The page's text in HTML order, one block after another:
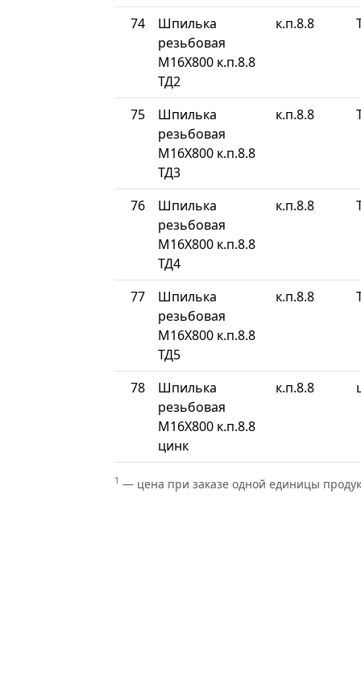
74
Шпилька
резьбовая
М16Х800 к.п.8.8
ТД2
к.п.8.8
75
Шпилька
резьбовая
М16Х800 к.п.8.8
ТД3
к.п.8.8
76
Шпилька
резьбовая
М16Х800 к.п.8.8
ТД4
к.п.8.8
77
Шпилька
резьбовая
М16Х800 к.п.8.8
ТД5
к.п.8.8
78
Шпилька
резьбовая
М16Х800 к.п.8.8
цинк
к.п.8.8
1 — цена при заказе одной единицы